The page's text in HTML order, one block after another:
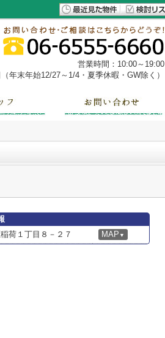
営業時間：10:00～19:00
年末年始12/27～1/4・夏季休暇・GW除く）
荷１丁目８－２７ MAP ▼